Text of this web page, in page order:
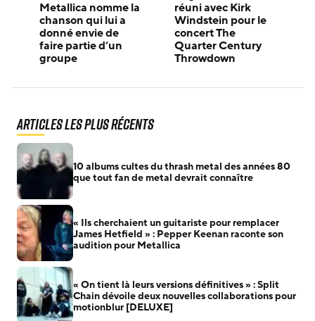
Metallica nomme la
chanson qui lui a
donné envie de
faire partie d’un
groupe
réuni avec Kirk
Windstein pour le
concert The
Quarter Century
Throwdown
Articles les plus récents
10 albums cultes du thrash metal des années 80
que tout fan de metal devrait connaître
« Ils cherchaient un guitariste pour remplacer
James Hetfield » : Pepper Keenan raconte son
audition pour Metallica
« On tient là leurs versions définitives » : Split
Chain dévoile deux nouvelles collaborations pour
motionblur [DELUXE]